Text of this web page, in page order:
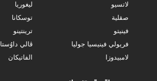
لاتسيو
ليغوريا
صقلية
توسكانا
فينيتو
ترينتينو
فريولي فينيسيا جوليا
ڤالي داوُستا
لامبيدوزا
الفاتيكان